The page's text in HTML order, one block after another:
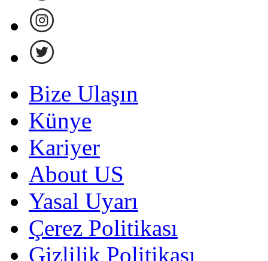
Bize Ulaşın
Künye
Kariyer
About US
Yasal Uyarı
Çerez Politikası
Gizlilik Politikası